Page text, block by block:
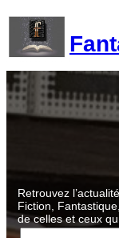
contenu
Retrouvez
Fiction,
de celles et ceux
R